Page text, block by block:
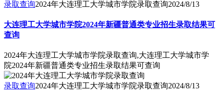
录取查询2024年大连理工大学城市学院录取查询2024/8/13
大连理工大学城市学院2024年新疆普通类专业招生录取结果可
查询
2024年大连理工大学城市学院录取查询,大连理工大学城市学
院2024年新疆普通类专业招生录取结果可查询
录取查询2024年大连理工大学城市学院录取查询2024/8/13